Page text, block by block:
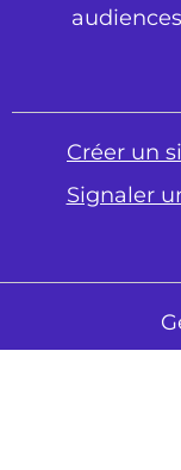
Créer un
Signaler